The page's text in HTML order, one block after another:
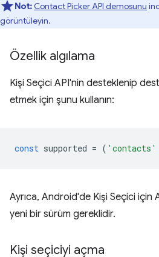
Not: Contact Picker API demosunu
görüntüleyin.
Özellik algılama
Kişi Seçici API'nin desteklenip
etmek için şunu kullanın:
const supported = ( 'contacts'
Ayrıca, Android'de Kişi Seçici için
yeni bir sürüm gereklidir.
Kişi seçiciyi açma